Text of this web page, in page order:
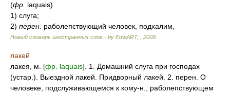
(фр. laquais)
1) слуга;
2) перен. раболепствующий человек, подхалим,
Новый словарь иностранных слов.- by EdwART, 2009
лакей
лакея, м. [фр. laquais]. 1. Домашний слуга при господах
(устар.). Выездной лакей. Придворный лакей. 2. перен. О
человеке, подслуживающемся к кому-н., раболепствующем